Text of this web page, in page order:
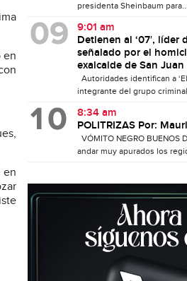
en
en
presidenta Sheinbaum para...
9:01 am
Detienen al ‘07′, líder
señalado por el
exalcalde de San
Autoridades identifican a
integrante del grupo
8:34 am
POLITRIZAS Por:
VÓMITO NEGRO BUENOS
andar muy apurados los